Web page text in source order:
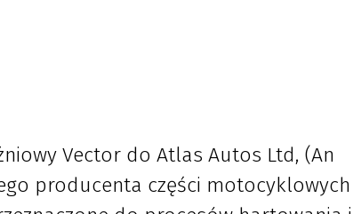
Vector do Atlas Autos Ltd, (An
producenta części motocyklowych